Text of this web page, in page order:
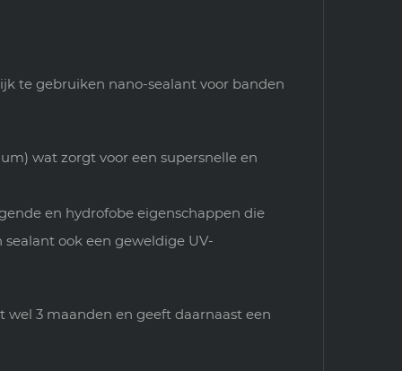
te gebruiken nano-sealant voor banden
wat zorgt voor een supersnelle en
en hydrofobe eigenschappen die
ook een geweldige UV-
3 maanden en geeft daarnaast een